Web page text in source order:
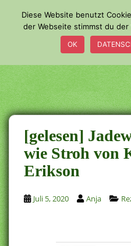
o
a
i
n
c
o
n
t
e
n
t
[gelesen]
wie Stroh von
Erikson
Juli 5, 2020 Anja
Diese Website benutzt
der Webseite stimmst du
OK